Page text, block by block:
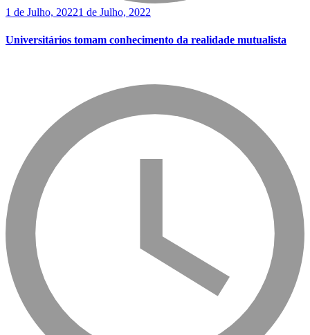
1 de Julho, 20221 de Julho, 2022
Universitários tomam conhecimento da realidade mutualista